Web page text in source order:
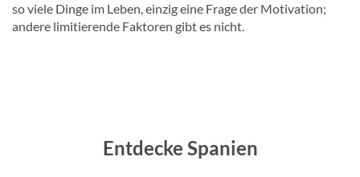
so viele Dinge im Leben, einzig eine Frage der Motivation;
andere limitierende Faktoren gibt es nicht.
Entdecke Spanien